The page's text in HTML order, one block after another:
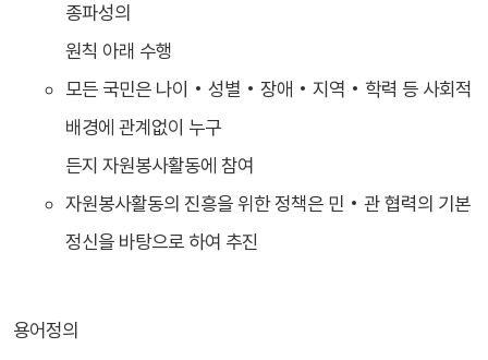
종파성의
원칙 아래 수행
모든 국민은 나이 • 성별 • 장애 • 지역 • 학력 등 사회적
배경에 관계없이 누구
든지 자원봉사활동에 참여
자원봉사활동의 진흥을 위한 정책은 민 • 관 협력의 기본
정신을 바탕으로 하여 추진
용어정의